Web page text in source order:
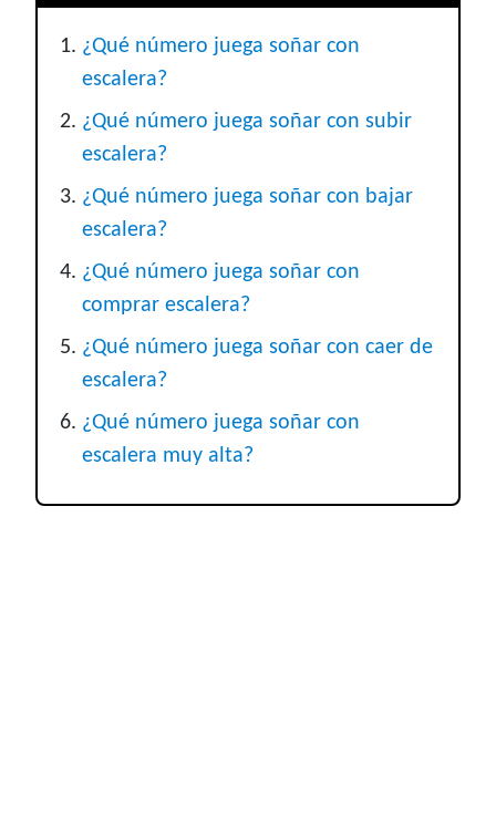
¿Qué número juega soñar con
escalera?
¿Qué número juega soñar con subir
escalera?
¿Qué número juega soñar con bajar
escalera?
¿Qué número juega soñar con
comprar escalera?
¿Qué número juega soñar con caer de
escalera?
¿Qué número juega soñar con
escalera muy alta?